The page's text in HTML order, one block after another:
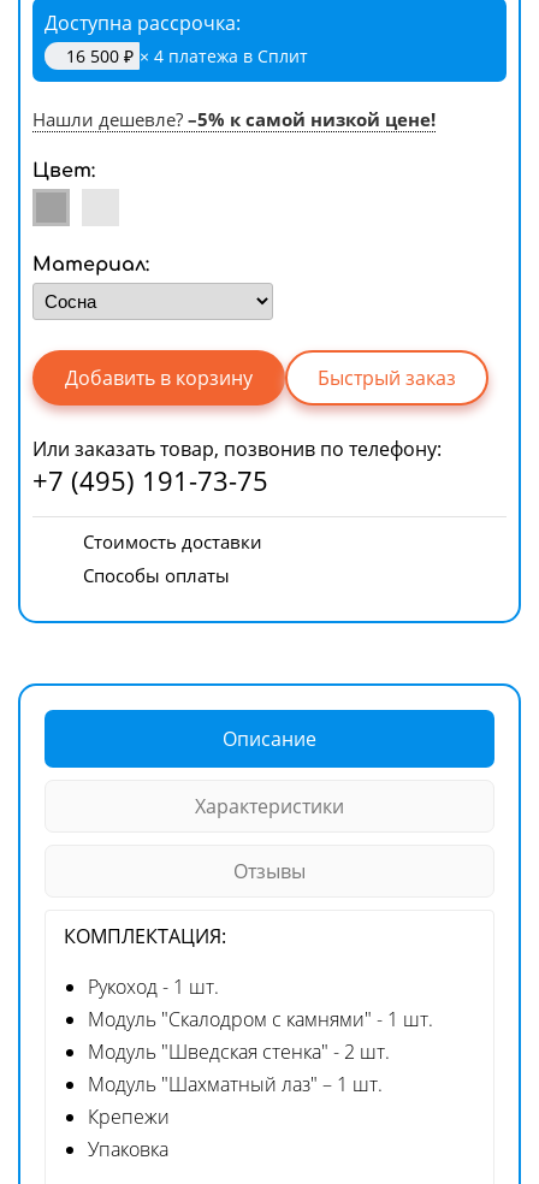
Доступна рассрочка
16 500 ₽ × 4 платежа в Сплит
Нашли дешевле? –5% к самой низкой цене!
Цвет:
Материал:
Быстрый заказ
Или заказать товар, позвонив по телефону:
+7 (495) 191-73-75
Стоимость доставки
Способы оплаты
Описание
Характеристики
Отзывы
КОМПЛЕКТАЦИЯ:
Рукоход - 1 шт.
Модуль "Скалодром с камнями" - 1 шт.
Модуль "Шведская стенка" - 2 шт.
Модуль "Шахматный лаз" – 1 шт.
Крепежи
Упаковка